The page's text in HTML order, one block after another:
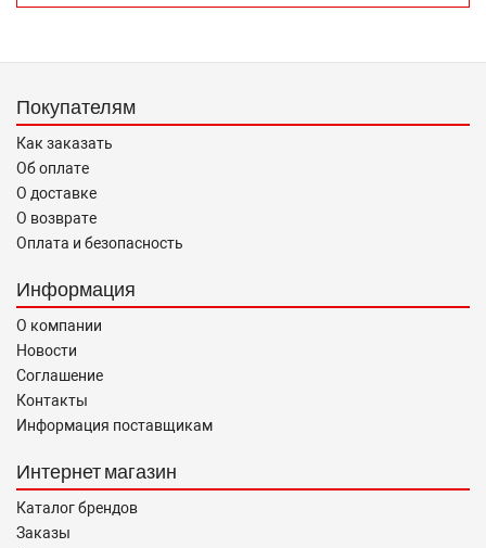
«О защите прав потребителей».
Покупателям
Как заказать
Об оплате
О доставке
О возврате
Оплата и безопасность
Информация
О компании
Новости
Соглашение
Контакты
Информация поставщикам
Интернет магазин
Каталог брендов
Заказы